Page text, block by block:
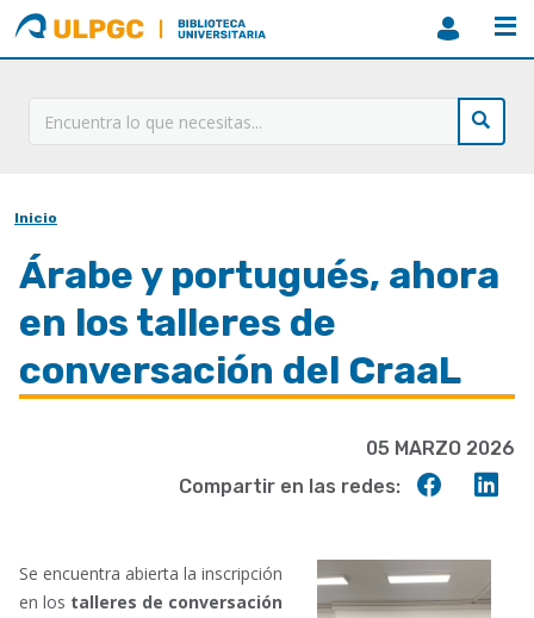
ULPGC
Biblioteca
ULPGC
Sobrescribir
enlaces
ayuda
a
Inicio
Árabe y portugués, ahora
en los talleres de
conversación del CraaL
05 MARZO 2026
Compartir en las redes:
Se encuentra abierta la inscripción
en los talleres de conversación